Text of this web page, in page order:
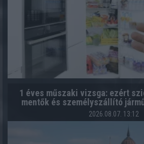
1 éves műszaki vizsga: ezért
mentők és személyszállító
2026.08.07. 13:12